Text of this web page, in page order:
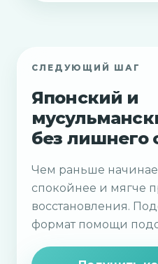
СЛЕДУЮЩИЙ ШАГ
Японский и
без лишнего
Чем раньше
спокойнее и мягче
восстановления.
формат помощи